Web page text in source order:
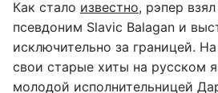
Как стало известно, рэпер
псевдоним Slavic Balagan и
исключительно за границей.
свои старые хиты на русском
молодой исполнительницей